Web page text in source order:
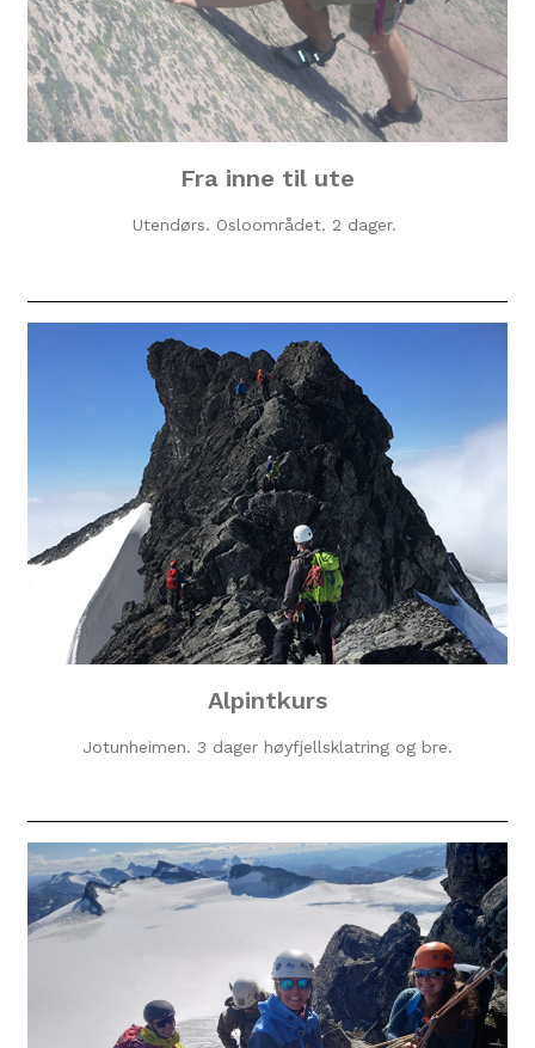
Fra inne til ute
Utendørs. Osloområdet. 2 dager.
Alpintkurs
Jotunheimen. 3 dager høyfjellsklatring og bre.